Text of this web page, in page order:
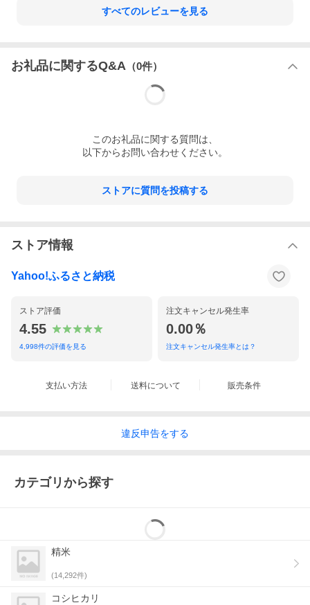
すべてのレビューを見る
お礼品に関するQ&A （0件）
このお礼品に関する質問は、
以下からお問い合わせください。
ストアに質問を投稿する
ストア情報
Yahoo!ふるさと納税
ストア評価
4.55
4,998件の評価を見る
注文キャンセル発生率
0.00％
注文キャンセル発生率とは？
支払い方法 送料について 販売条件
違反申告をする
カテゴリから探す
精米
(14,292件)
コシヒカリ